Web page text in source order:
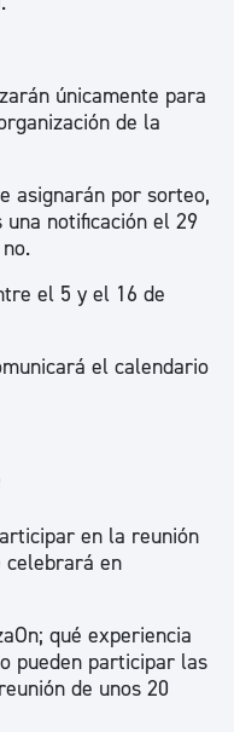
únicamente para
de la
asignarán por sorteo,
notificación el 29
el 5 y el 16 de
el calendario
en la reunión
celebrará en
qué experiencia
pueden participar las
de unos 20